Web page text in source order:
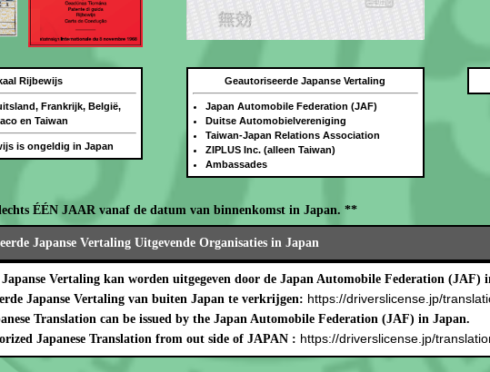
Rijbewijs
Frankrijk, België,
en Taiwan
is ongeldig in Japan
Geautoriseerde Japanse Vertaling
Japan Automobile Federation (JAF)
Duitse Automobielvereniging
Taiwan-Japan Relations Association
ZIPLUS Inc. (alleen Taiwan)
Ambassades
ÉÉN JAAR vanaf de datum van binnenkomst in Japan. **
Japanse Vertaling Uitgevende Organisaties in Japan
Japanse Vertaling kan worden uitgegeven door de Japan Automobile Federation (JAF)
Japanse Vertaling van buiten Japan te verkrijgen: https://driverslicense.jp/
Translation can be issued by the Japan Automobile Federation (JAF) in Japan.
Japanese Translation from out side of JAPAN : https://driverslicense.jp/